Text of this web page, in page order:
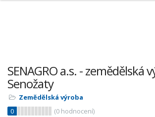
SENAGRO a.s. - zemědělská
Senožaty
Zemědělská výroba
0
(0 hodnocení)